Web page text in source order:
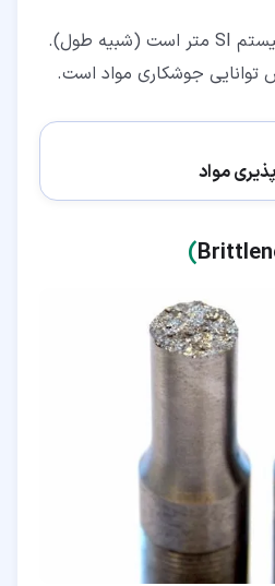
واحد سختی پذیری در سیستم SI متر است (شبیه طول).
جوشکاری مواد است.
)